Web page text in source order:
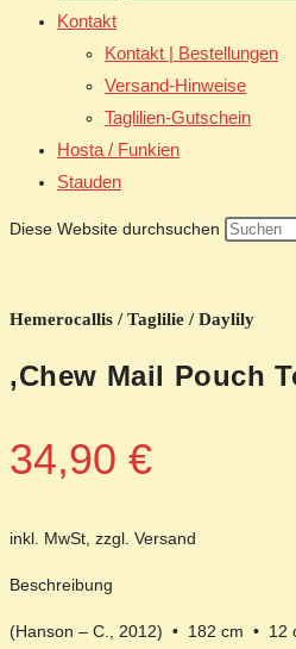
Kontakt
Kontakt | Bestellungen
Versand-Hinweise
Taglilien-Gutschein
Hosta / Funkien
Stauden
Diese Website durchsuchen
Hemerocallis / Taglilie / Daylily
‚Chew Mail Pouch
34,90 €
inkl. MwSt, zzgl. Versand
Beschreibung
(Hanson – C., 2012) • 182 cm •